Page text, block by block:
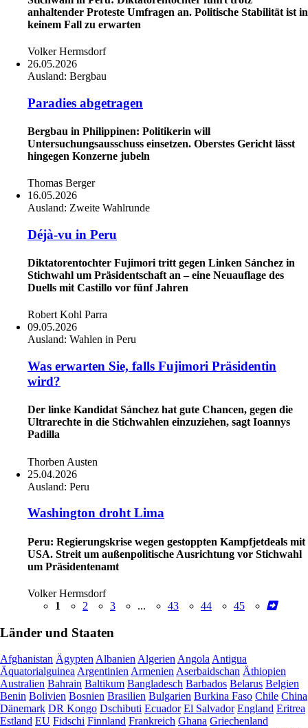
anhaltender Proteste Umfragen an. Politische Stabilität ist in
keinem Fall zu erwarten
Volker Hermsdorf
26.05.2026
Ausland: Bergbau
Paradies abgetragen
Bergbau in Philippinen: Politikerin will
Untersuchungsausschuss einsetzen. Oberstes Gericht lässt
hingegen Konzerne jubeln
Thomas Berger
16.05.2026
Ausland: Zweite Wahlrunde
Déjà-vu in Peru
Diktatorentochter Fujimori tritt gegen Linken Sánchez in
Stichwahl um Präsidentschaft an – eine Neuauflage des
Duells mit Castillo vor fünf Jahren
Robert Kohl Parra
09.05.2026
Ausland: Wahlen in Peru
Was erwarten Sie, falls Fujimori Präsidentin
wird?
Der linke Kandidat Sánchez hat gute Chancen, gegen die
Ultrarechte in die Stichwahlen einzuziehen, sagt Ioannys
Padilla
Thorben Austen
25.04.2026
Ausland: Peru
Washington droht Lima
Peru: Regierungskrise wegen gestoppten Kampfjetdeals mit
USA. Streit um außenpolitische Ausrichtung vor Stichwahl
um Präsidentenamt
Volker Hermsdorf
1
2 3 ... 43 44 45
Länder und Staaten
Afghanistan Ägypten Albanien Algerien Angola Antigua
Äquatorialguinea Argentinien Armenien Aserbaidschan Äthiopien
Australien Bahrain Baltikum Bangladesch Barbados Belarus Belgien
Benin Bolivien Bosnien Brasilien Bulgarien Burkina Faso Chile China
Dänemark DR Kongo Dschibuti Ecuador El Salvador England Eritrea
Estland EU Fidschi Finnland Frankreich Ghana Griechenland